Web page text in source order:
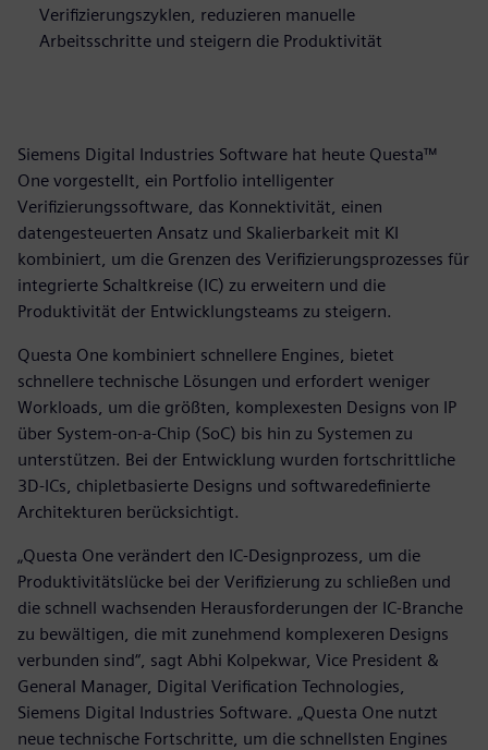
Verifizierungszyklen, reduzieren manuelle
Arbeitsschritte und steigern die Produktivität
Siemens Digital Industries Software hat heute Questa™
One vorgestellt, ein Portfolio intelligenter
Verifizierungssoftware, das Konnektivität, einen
datengesteuerten Ansatz und Skalierbarkeit mit KI
kombiniert, um die Grenzen des Verifizierungsprozesses für
integrierte Schaltkreise (IC) zu erweitern und die
Produktivität der Entwicklungsteams zu steigern.
Questa One kombiniert schnellere Engines, bietet
schnellere technische Lösungen und erfordert weniger
Workloads, um die größten, komplexesten Designs von IP
über System-on-a-Chip (SoC) bis hin zu Systemen zu
unterstützen. Bei der Entwicklung wurden fortschrittliche
3D-ICs, chipletbasierte Designs und softwaredefinierte
Architekturen berücksichtigt.
„Questa One verändert den IC-Designprozess, um die
Produktivitätslücke bei der Verifizierung zu schließen und
die schnell wachsenden Herausforderungen der IC-Branche
zu bewältigen, die mit zunehmend komplexeren Designs
verbunden sind“, sagt Abhi Kolpekwar, Vice President &
General Manager, Digital Verification Technologies,
Siemens Digital Industries Software. „Questa One nutzt
neue technische Fortschritte, um die schnellsten Engines